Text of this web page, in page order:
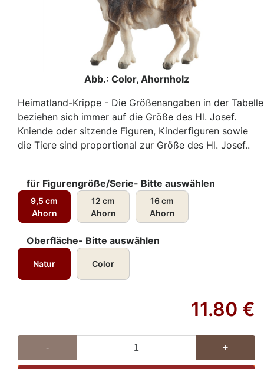
Abb.: Color, Ahornholz
Heimatland-Krippe - Die Größenangaben in der Tabelle
beziehen sich immer auf die Größe des Hl. Josef.
Kniende oder sitzende Figuren, Kinderfiguren sowie
die Tiere sind proportional zur Größe des Hl. Josef..
für Figurengröße/Serie- Bitte auswählen
9,5 cm
Ahorn
12 cm
Ahorn
16 cm
Ahorn
Oberfläche- Bitte auswählen
Natur Color
11.80 €
- +